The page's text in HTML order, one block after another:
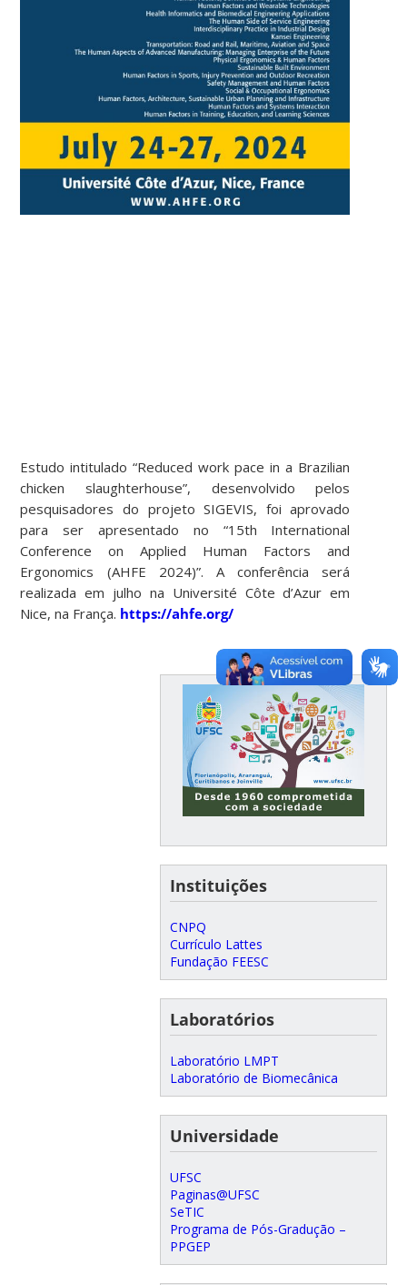
Estudo intitulado “Reduced work pace in a Brazilian
chicken slaughterhouse”, desenvolvido pelos
pesquisadores do projeto SIGEVIS, foi aprovado
para ser apresentado no “15th International
Conference on Applied Human Factors and
Ergonomics (AHFE 2024)”. A conferência será
realizada em julho na Université Côte d’Azur em
Nice, na França. https://ahfe.org/
Instituições
CNPQ
Currículo Lattes
Fundação FEESC
Laboratórios
Laboratório LMPT
Laboratório de Biomecânica
Universidade
UFSC
Paginas@UFSC
SeTIC
Programa de Pós-Gradução –
PPGEP